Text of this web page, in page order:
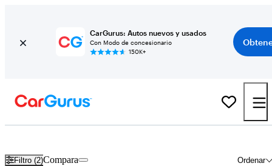
CarGurus: Autos nuevos y usados
Con Modo de concesionario
150K+
Filtro (2) Ordenar
Compara